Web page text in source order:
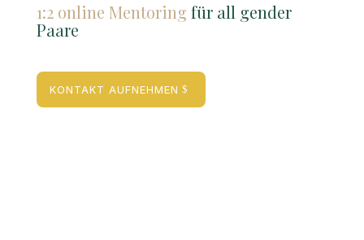
1:2 online Mentoring für all gender
Paare
KONTAKT AUFNEHMEN